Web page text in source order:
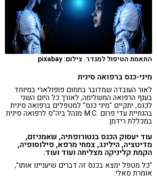
התאמת הטיפול למגדר. צילום: pixabay
מיני-כנס ברפואה סינית
לאור העובדה שמדובר בתחום פופולארי במיוחד
בענף הרפואה המשלימה, לאורך כל היום השני
לכנס, יתקיים "מיני כנס" למטפלים ברפואה סינית
בהנחיית עדי פרום .M.C מנהל ביה"ס לרפואה סינית
במכללת רידמן.
עוד יעסוק הכנס בנטורופתיה, שאמניזם,
מדיטציה, הילינג, צמחי מרפא, פילוסופיה,
הקמת קליניקה מצליחה ועוד ועוד.
"כל מטפל ימצא בכנס זה דברים שיעניינו אותו",
אומרת סאלי.